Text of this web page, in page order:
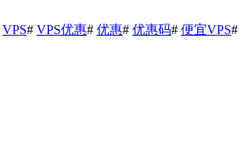
VPS# VPS优惠# 优惠# 优惠码# 便宜VPS#